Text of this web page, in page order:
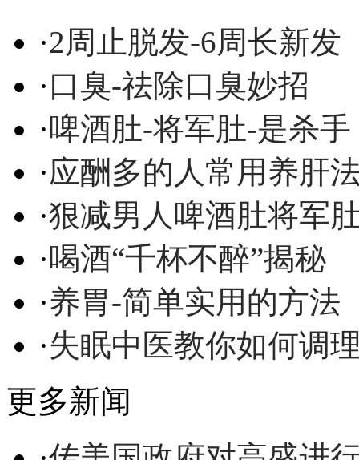
·2周止脱发-6周长新发
·口臭-祛除口臭妙招
·啤酒肚-将军肚-是杀手
·应酬多的人常用养肝
·狠减男人啤酒肚将军
·喝酒“千杯不醉”揭秘
·养胃-简单实用的方法
·失眠中医教你如何调
更多新闻